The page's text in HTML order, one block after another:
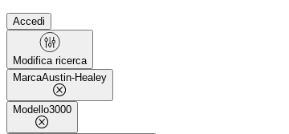
Accedi
Modifica ricerca
MarcaAustin-Healey
Modello3000